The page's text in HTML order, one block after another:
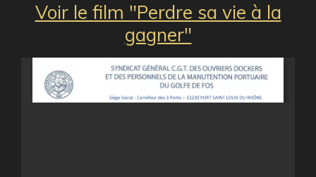
Voir le film "Perdre sa vie à la
gagner"